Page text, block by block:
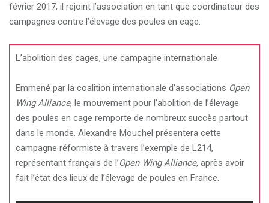
février 2017, il rejoint l’association en tant que coordinateur des
campagnes contre l’élevage des poules en cage.
L’abolition des cages, une campagne internationale
Emmené par la coalition internationale d’associations Open
Wing Alliance, le mouvement pour l’abolition de l’élevage
des poules en cage remporte de nombreux succès partout
dans le monde. Alexandre Mouchel présentera cette
campagne réformiste à travers l’exemple de L214,
représentant français de l’Open Wing Alliance, après avoir
fait l’état des lieux de l’élevage de poules en France.